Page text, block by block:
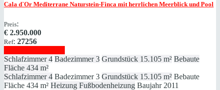
Cala d`Or Mediterrane Naturstein-Finca mit herrlichen Meerblick und Pool
Preis:
€ 2.950.000
Ref: 27256
Schlafzimmer 4 Badezimmer 3 Grundstück 15.105 m² Bebaute
Fläche 434 m²
Schlafzimmer 4 Badezimmer 3 Grundstück 15.105 m² Bebaute
Fläche 434 m² Heizung Fußbodenheizung Baujahr 2011